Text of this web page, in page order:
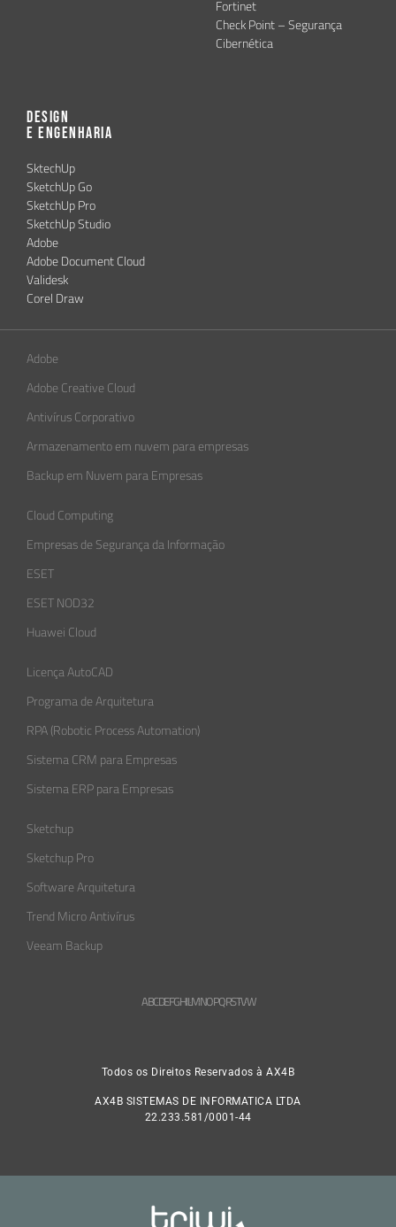
Fortinet
Check Point – Segurança
Cibernética
Design
e Engenharia
SktechUp
SketchUp Go
SketchUp Pro
SketchUp Studio
Adobe
Adobe Document Cloud
Validesk
Corel Draw
Adobe
Adobe Creative Cloud
Antivírus Corporativo
Armazenamento em nuvem para empresas
Backup em Nuvem para Empresas
Cloud Computing
Empresas de Segurança da Informação​
ESET
ESET NOD32
Huawei Cloud
Licença AutoCAD
Programa de Arquitetura
RPA (Robotic Process Automation)
Sistema CRM para Empresas
Sistema ERP para Empresas
Sketchup
Sketchup Pro
Software Arquitetura
Trend Micro Antivírus
Veeam Backup
ABCDEFGHLMNOPQRSTVW
Todos os Direitos Reservados à AX4B
AX4B SISTEMAS DE INFORMATICA LTDA
22.233.581/0001-44